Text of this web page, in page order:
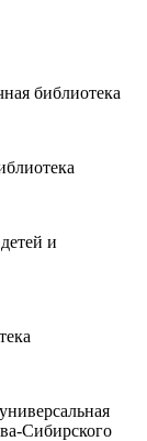
библиотека
и
Сибирского